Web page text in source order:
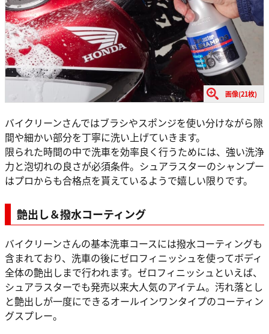
画像(21枚)
バイクリーンさんではブラシやスポンジを使い分けながら隙
間や細かい部分を丁寧に洗い上げていきます。
限られた時間の中で洗車を効率良く行うためには、強い洗浄
力と泡切れの良さが必須条件。シュアラスターのシャンプー
はプロからも合格点を貰えているようで嬉しい限りです。
艶出し＆撥水コーティング
バイクリーンさんの基本洗車コースには撥水コーティングも
含まれており、洗車の後にゼロフィニッシュを使ってボディ
全体の艶出しまで行われます。ゼロフィニッシュといえば、
シュアラスターでも発売以来大人気のアイテム。汚れ落とし
と艶出しが一度にできるオールインワンタイプのコーティン
グスプレー。